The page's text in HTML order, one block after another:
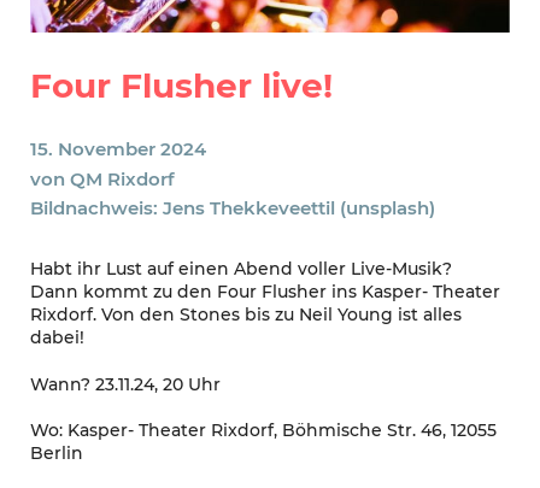
Four Flusher live!
15. November 2024
von QM Rixdorf
Bildnachweis: Jens Thekkeveettil (unsplash)
Habt ihr Lust auf einen Abend voller Live-Musik?
Dann kommt zu den Four Flusher ins Kasper- Theater
Rixdorf. Von den Stones bis zu Neil Young ist alles
dabei!
Wann? 23.11.24, 20 Uhr
Wo: Kasper- Theater Rixdorf, Böhmische Str. 46, 12055
Berlin